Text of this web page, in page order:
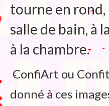
tourne en rond,
salle de bain, à
à la chambre.
ConfiArt ou
donné à ces